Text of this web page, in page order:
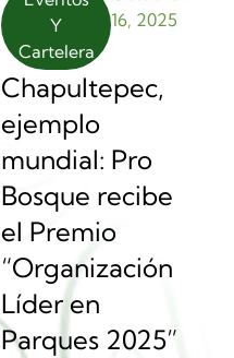
Y
Cartelera
16, 2025
Chapultepec,
ejemplo
mundial: Pro
Bosque recibe
el Premio
“Organización
Líder en
Parques 2025”